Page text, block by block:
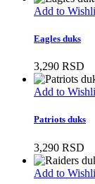
Add to
Eagles duks
3,290 RSD
Add to
Patriots duks
3,290 RSD
Add to